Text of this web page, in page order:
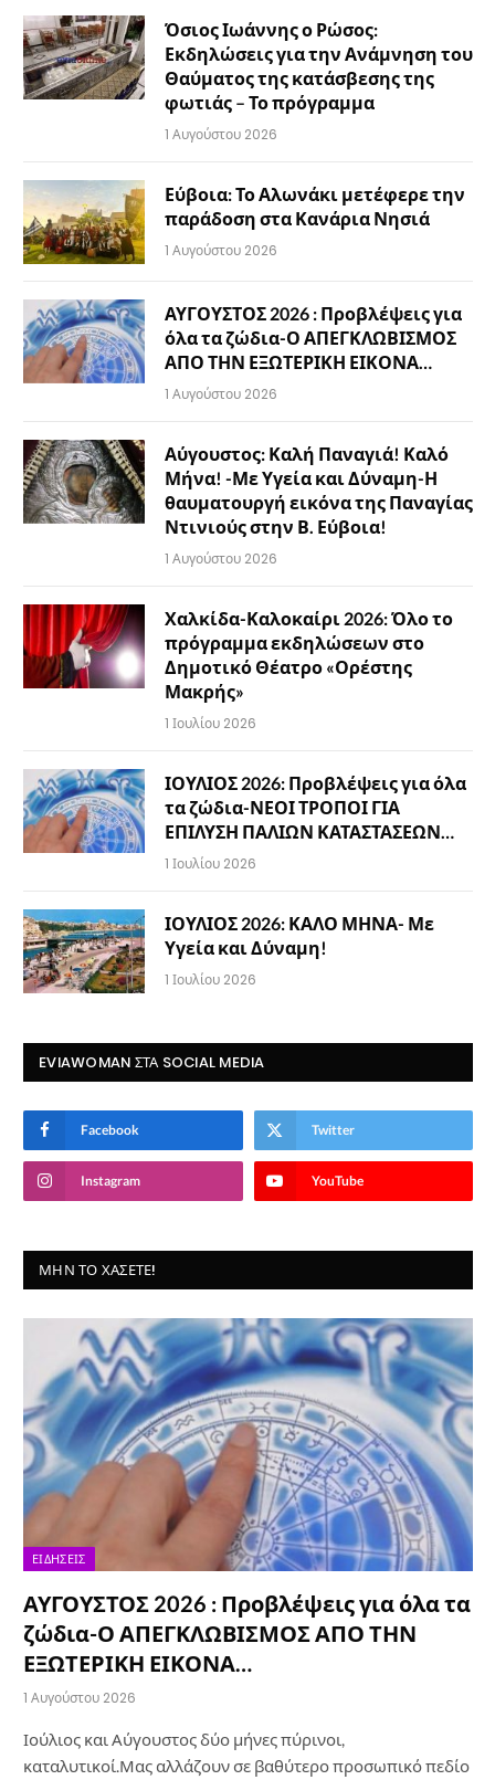
Όσιος Ιωάννης ο Ρώσος:
Εκδηλώσεις για την Ανάμνηση του
Θαύματος της κατάσβεσης της
φωτιάς – Το πρόγραμμα
1 Αυγούστου 2026
Εύβοια: Το Αλωνάκι μετέφερε την
παράδοση στα Κανάρια Νησιά
1 Αυγούστου 2026
ΑΥΓΟΥΣΤΟΣ 2026 : Προβλέψεις για
όλα τα ζώδια-Ο ΑΠΕΓΚΛΩΒΙΣΜΟΣ
ΑΠΟ ΤΗΝ ΕΞΩΤΕΡΙΚΗ ΕΙΚΟΝΑ…
1 Αυγούστου 2026
Αύγουστος: Καλή Παναγιά! Καλό
Μήνα! -Με Υγεία και Δύναμη-Η
θαυματουργή εικόνα της Παναγίας
Ντινιούς στην Β. Εύβοια!
1 Αυγούστου 2026
Χαλκίδα-Καλοκαίρι 2026: Όλο το
πρόγραμμα εκδηλώσεων στο
Δημοτικό Θέατρο «Ορέστης
Μακρής»
1 Ιουλίου 2026
ΙΟΥΛΙΟΣ 2026: Προβλέψεις για όλα
τα ζώδια-ΝΕΟΙ ΤΡΟΠΟΙ ΓΙΑ
ΕΠΙΛΥΣΗ ΠΑΛΙΩΝ ΚΑΤΑΣΤΑΣΕΩΝ…
1 Ιουλίου 2026
ΙΟΥΛΙΟΣ 2026: ΚΑΛΟ ΜΗΝΑ- Με
Υγεία και Δύναμη!
1 Ιουλίου 2026
EVIAWOMAN ΣΤΑ SOCIAL MEDIA
Facebook Twitter
Instagram YouTube
ΜΗΝ ΤΟ ΧΆΣΕΤΕ!
ΕΙΔΉΣΕΙΣ
ΑΥΓΟΥΣΤΟΣ 2026 : Προβλέψεις για όλα τα
ζώδια-Ο ΑΠΕΓΚΛΩΒΙΣΜΟΣ ΑΠΟ ΤΗΝ
ΕΞΩΤΕΡΙΚΗ ΕΙΚΟΝΑ…
1 Αυγούστου 2026
Ιούλιος και Αύγουστος δύο μήνες πύρινοι,
καταλυτικοί.Μας αλλάζουν σε βαθύτερο προσωπικό πεδίο